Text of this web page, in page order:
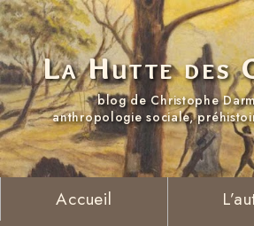
La Hutte des
blog de Christophe
anthropologie sociale,
Accueil